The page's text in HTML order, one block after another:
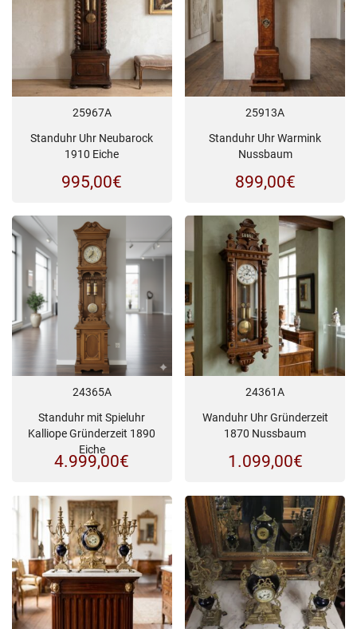
25967A
Standuhr Uhr Neubarock
1910 Eiche
995,00€
25913A
Standuhr Uhr Warmink
Nussbaum
899,00€
24365A
Standuhr mit Spieluhr
Kalliope Gründerzeit 1890
Eiche
4.999,00€
24361A
Wanduhr Uhr Gründerzeit
1870 Nussbaum
1.099,00€